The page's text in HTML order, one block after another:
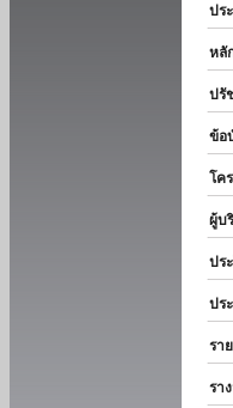
ประ
หลัก
ปรัช
ข้อบั
โคร
ผู้บริ
ประ
ประ
ราย
ราง